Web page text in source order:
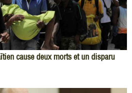
cause deux morts et un disparu